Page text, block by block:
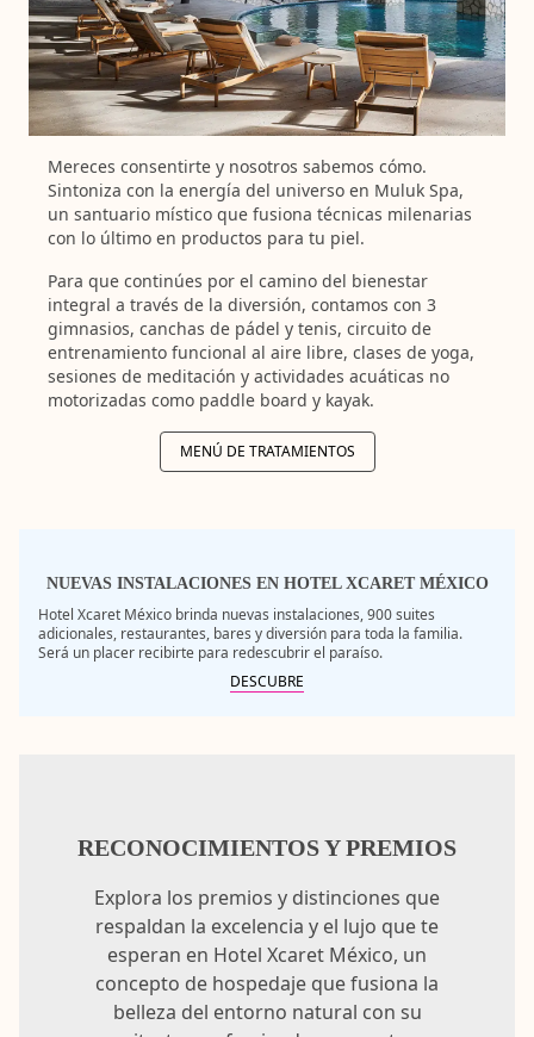
Mereces consentirte y nosotros sabemos cómo.
Sintoniza con la energía del universo en Muluk Spa,
un santuario místico que fusiona técnicas milenarias
con lo último en productos para tu piel.
Para que continúes por el camino del bienestar
integral a través de la diversión, contamos con 3
gimnasios, canchas de pádel y tenis, circuito de
entrenamiento funcional al aire libre, clases de yoga,
sesiones de meditación y actividades acuáticas no
motorizadas como paddle board y kayak.
MENÚ DE TRATAMIENTOS
NUEVAS INSTALACIONES EN HOTEL XCARET MÉXICO
Hotel Xcaret México brinda nuevas instalaciones, 900 suites
adicionales, restaurantes, bares y diversión para toda la familia.
Será un placer recibirte para redescubrir el paraíso.
DESCUBRE
RECONOCIMIENTOS Y PREMIOS
Explora los premios y distinciones que
respaldan la excelencia y el lujo que te
esperan en Hotel Xcaret México, un
concepto de hospedaje que fusiona la
belleza del entorno natural con su